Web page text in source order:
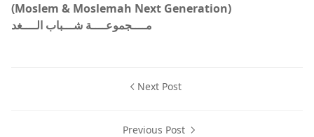
(Moslem & Moslemah Next Generation)
مــــجموعــــة شـــباب الــــغد
Next Post
Previous Post